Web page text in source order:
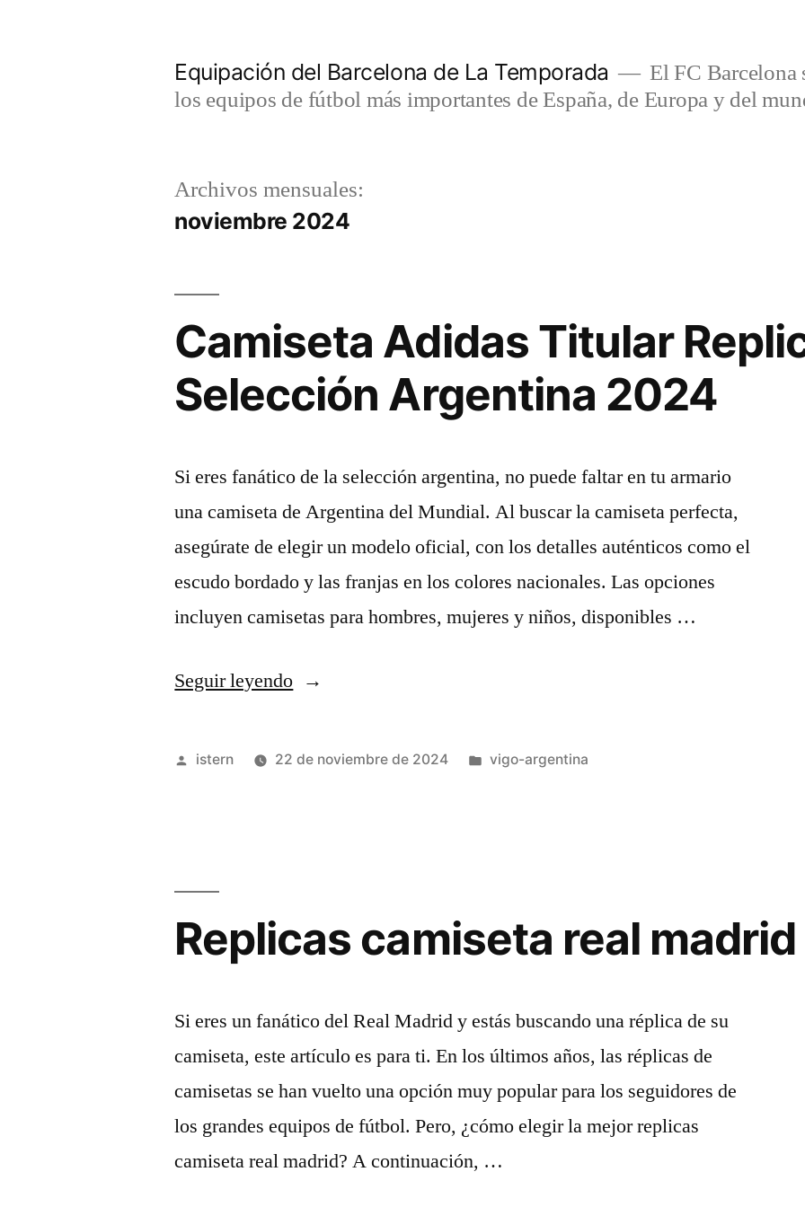
Equipación del Barcelona de La Temporada
El FC Barcelona
los equipos de fútbol más importantes de España, de Europa y del
Archivos mensuales:
noviembre 2024
Camiseta Adidas Titular
Selección Argentina 2024
Si eres fanático de la selección argentina, no puede faltar en tu armario
una camiseta de Argentina del Mundial. Al buscar la camiseta perfecta,
asegúrate de elegir un modelo oficial, con los detalles auténticos como el
escudo bordado y las franjas en los colores nacionales. Las opciones
incluyen camisetas para hombres, mujeres y niños, disponibles …
Seguir leyendo«Camiseta
Titular
Publicado
istern 22 de noviembre de 2024
Publicado
vigo-argentina
Replicas camiseta real madrid
Si eres un fanático del Real Madrid y estás buscando una réplica de su
camiseta, este artículo es para ti. En los últimos años, las réplicas de
camisetas se han vuelto una opción muy popular para los seguidores de
los grandes equipos de fútbol. Pero, ¿cómo elegir la mejor replicas
camiseta real madrid? A continuación, …